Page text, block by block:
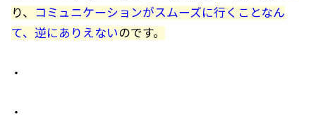
り、
コミュニケーションがスムーズに行くことなん
て、逆にありえないのです。
・
・